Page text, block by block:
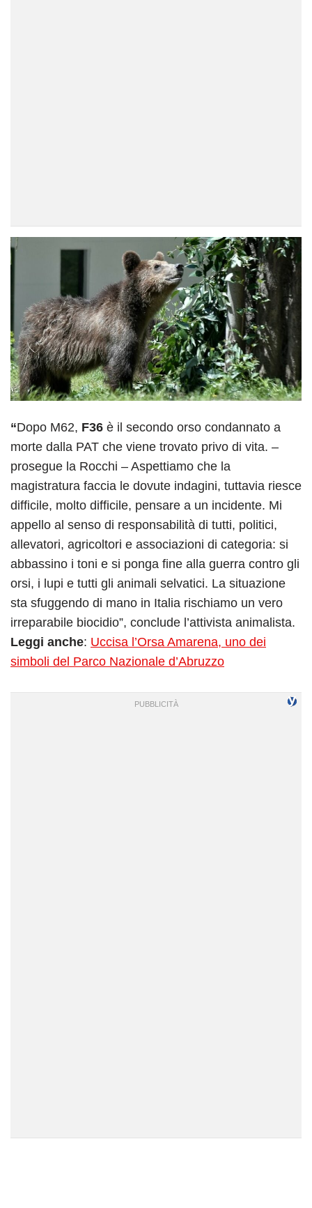
“Dopo M62, F36 è il secondo orso condannato a
morte dalla PAT che viene trovato privo di vita. –
prosegue la Rocchi – Aspettiamo che la
magistratura faccia le dovute indagini, tuttavia riesce
difficile, molto difficile, pensare a un incidente. Mi
appello al senso di responsabilità di tutti, politici,
allevatori, agricoltori e associazioni di categoria: si
abbassino i toni e si ponga fine alla guerra contro gli
orsi, i lupi e tutti gli animali selvatici. La situazione
sta sfuggendo di mano in Italia rischiamo un vero
irreparabile biocidio”, conclude l’attivista animalista.
Leggi anche: Uccisa l’Orsa Amarena, uno dei
simboli del Parco Nazionale d’Abruzzo